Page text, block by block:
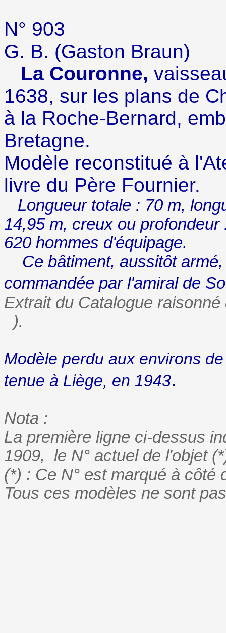
N°
G. B.
La Couronne,
1638, sur les plans de
à la Roche-Bernard,
Bretagne.
Modèle reconstitué à
livre du Père Fournier.
Longueur totale : 70 m,
14,95 m, creux ou
620 hommes d'équipage.
Ce bâtiment, aussitôt
commandée par l'amiral de
Extrait du Catalogue
).
Modèle perdu aux environs
tenue à Liège, en 1943.
Nota :
La première ligne ci-dessus
1909, le N° actuelde l'objet
(*) : Ce N° est marqué à côté
Tous ces modèles ne sont